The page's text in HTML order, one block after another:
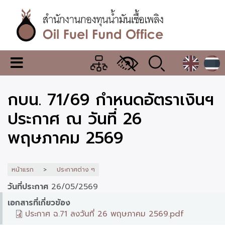
เนื้อหา
หลักสำนักงาน
กองทุน
น้ำมัน
เชื้อ
เพลิง
เมนู
เปลี่ยน
แสดง
ผล
กบน. 71/69 กำหนดอัตราเงินฯ
ประกาศ ณ วันที่ 26
พฤษภาคม 2569
หน้าแรก ประกาศต่าง ๆ
วันที่ประกาศ 26/05/2569
เอกสารที่เกี่ยวข้อง
ประกาศ ฉ.71 ลงวันที่ 26 พฤษภาคม 2569.pdf